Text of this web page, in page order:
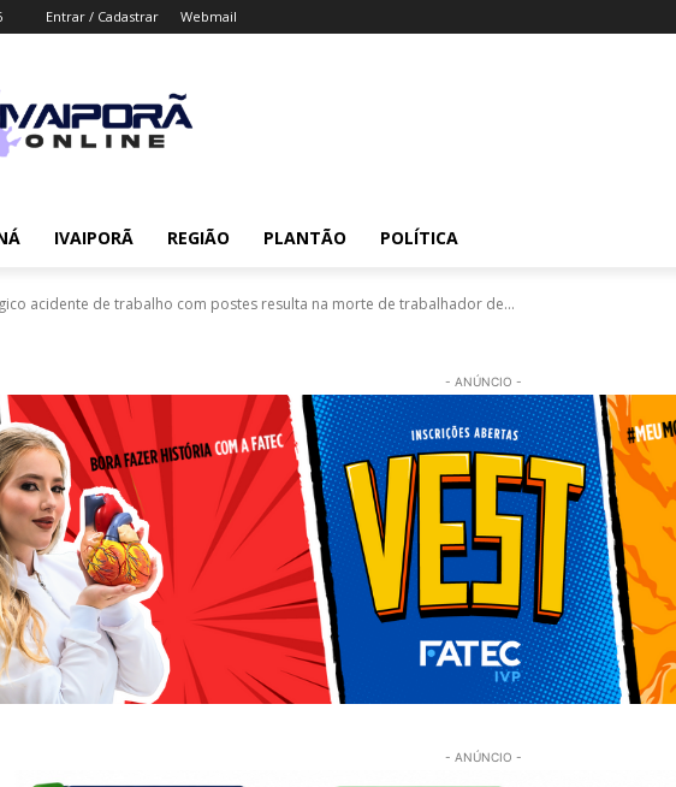
Entrar / Cadastrar Webmail
IVAIPORÃ REGIÃO PLANTÃO POLÍTICA
acidente de trabalho com postes resulta na morte de trabalhador de...
- ANÚNCIO -
- ANÚNCIO -